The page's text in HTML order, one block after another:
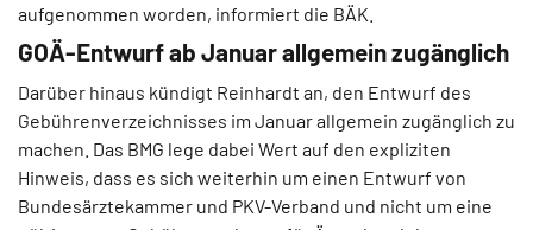
aufgenommen worden, informiert die BÄK.
GOÄ-Entwurf ab Januar allgemein zugänglich
Darüber hinaus kündigt Reinhardt an, den Entwurf des
Gebührenverzeichnisses im Januar allgemein zugänglich zu
machen. Das BMG lege dabei Wert auf den expliziten
Hinweis, dass es sich weiterhin um einen Entwurf von
Bundesärztekammer und PKV-Verband und nicht um eine